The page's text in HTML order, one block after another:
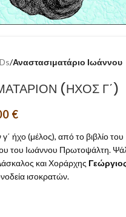
Αναστασιματάριο Ιωάννου
(ΗΧΟΣ Γ΄)
€
γ΄ ήχο (μέλος), από το βιβλίο του
του Ιωάννου Πρωτοψάλτη.
και Χοράρχης
ισοκρατών.